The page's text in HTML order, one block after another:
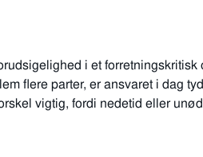
i et forretningskritisk
flere parter, er ansvaret i dag
vigtig, fordi nedetid eller